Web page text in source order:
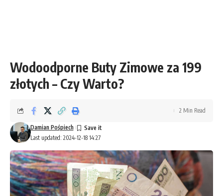
Wodoodporne Buty Zimowe za 199
złotych – Czy Warto?
Last updated: 2024-12-18 14:27
Damian Pośpiech
2 Min Read